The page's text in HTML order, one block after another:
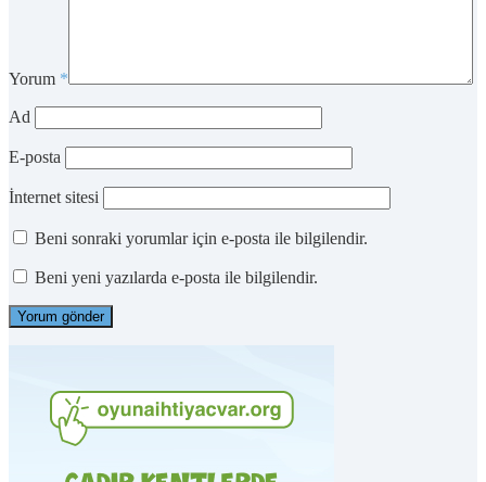
Yorum *
Ad
E-posta
İnternet sitesi
Beni sonraki yorumlar için e-posta ile bilgilendir.
Beni yeni yazılarda e-posta ile bilgilendir.